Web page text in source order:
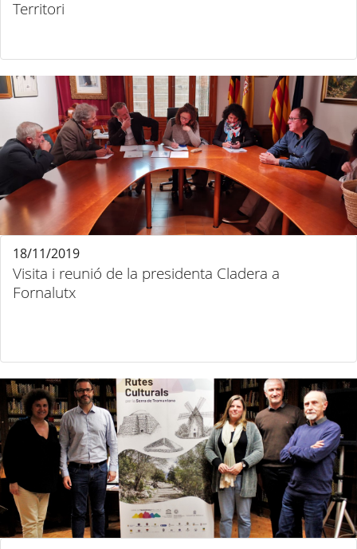
Territori
Visita i reunió de la presidenta Cladera a
Fornalutx
18/11/2019